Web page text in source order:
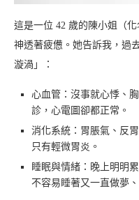
這是一位 42 歲的陳小姐（
神透著疲憊。她告訴我，過
漩渦」：
心血管：沒事就心悸、
診，心電圖卻都正常。
消化系統：胃脹氣、反
只有輕微胃炎。
睡眠與情緒：晚上明明
不容易睡著又一直做夢、